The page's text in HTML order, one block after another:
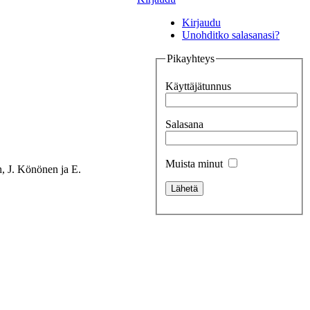
Kirjaudu
Unohditko salasanasi?
Pikayhteys
Käyttäjätunnus
Salasana
Muista minut
J. Könönen ja E.